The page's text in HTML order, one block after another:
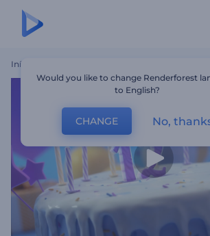
Início
Would you like to change Renderforest
to English?
CHANGE No,